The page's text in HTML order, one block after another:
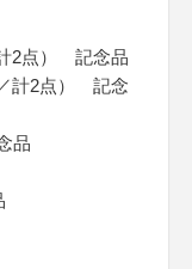
2点） 記念品
計2点） 記念
品